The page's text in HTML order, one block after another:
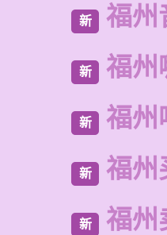
新 福州
新 福州
新 福州
新 福州
新 福州